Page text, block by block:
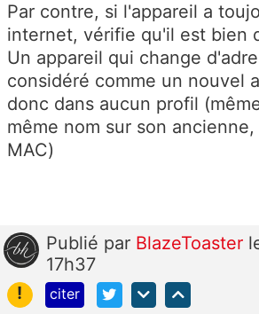
Par contre, si l'appareil a
internet, vérifie qu'il est bien
Un appareil qui change
considéré comme un nouvel
donc dans aucun profil
même nom sur son
MAC)
Publié par BlazeToaster
17h37
!
citer